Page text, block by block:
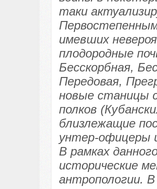
таки
имевших
плодородные
Бесскорбная,
Передовая,
новые станицы
полков
близлежащие
унтер-офицеры
В рамках
исторические
антропологии.